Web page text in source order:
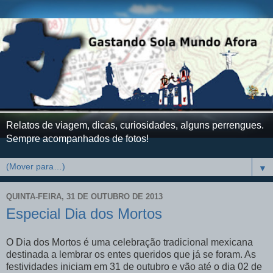
Relatos de viagem, dicas, curiosidades, alguns perrengues.
Sempre acompanhados de fotos!
▼
QUINTA-FEIRA, 31 DE OUTUBRO DE 2013
Especial Dia dos Mortos
O Dia dos Mortos é uma celebração tradicional mexicana
destinada a lembrar os entes queridos que já se foram. As
festividades iniciam em 31 de outubro e vão até o dia 02 de